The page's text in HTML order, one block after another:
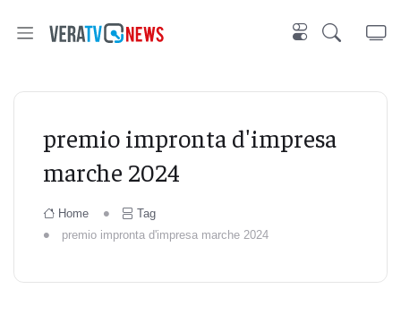
premio impronta d'impresa
marche 2024
Home
Tag
premio impronta d'impresa marche 2024